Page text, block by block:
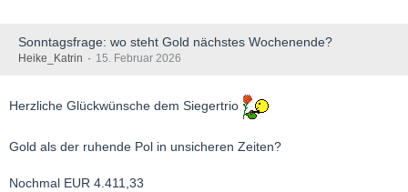
Sonntagsfrage: wo steht Gold nächstes Wochenende?
Heike_Katrin 15. Februar 2026
Herzliche Glückwünsche dem Siegertrio
Gold als der ruhende Pol in unsicheren Zeiten?
Nochmal EUR 4.411,33